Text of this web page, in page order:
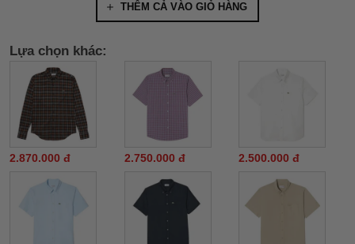
THÊM CẢ VÀO GIỎ HÀNG
Lựa chọn khác:
2.870.000 đ 2.750.000 đ 2.500.000 đ